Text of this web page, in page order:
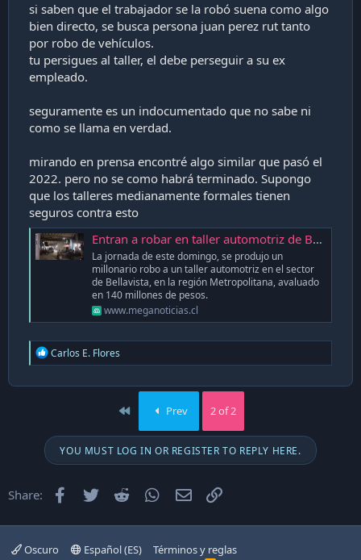
si saben que el trabajador se la robó suena como algo
bien directo, se busca persona juan perez rut tanto
por robo de vehículos.
tu persigues al taller, el debe perseguir a su ex
empleado.
seguramente es un indocumentado que no sabe ni
como se llama en verdad.
mirando en prensa encontré algo similar que pasó el
2022. pero no se como habrá terminado. Supongo
que los talleres medianamente formales tienen
seguros contra esto
Entran a robar en taller automotriz de Bellavista y sustraen vehículos avaluados en 140 millones de pesos
La jornada de este domingo, se produjo un
millonario robo a un taller automotriz en el sector
de Bellavista, en la región Metropolitana, avaluado
en 140 millones de pesos.
www.meganoticias.cl
R
e
c
n
:
Carlos E. Flores
First Prev 2 of 2
YOU MUST LOG IN OR REGISTER TO REPLY HERE.
Share: Facebook
Twitter Reddit WhatsApp
Email
Oscuro Español (ES)
Términos y reglas